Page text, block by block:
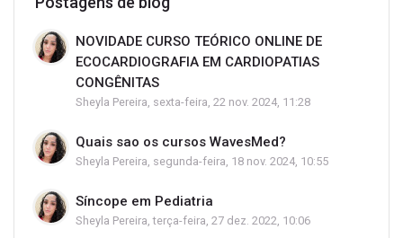
NOVIDADE CURSO TEÓRICO ONLINE DE
ECOCARDIOGRAFIA EM CARDIOPATIAS
CONGÊNITAS
Sheyla Pereira, sexta-feira, 22 nov. 2024, 11:28
Quais sao os cursos WavesMed?
Sheyla Pereira, segunda-feira, 18 nov. 2024, 10:55
Síncope em Pediatria
Sheyla Pereira, terça-feira, 27 dez. 2022, 10:06